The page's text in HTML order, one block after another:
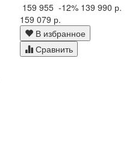
159 955 -12% 139 990 р.
159 079 р.
В избранное
Сравнить